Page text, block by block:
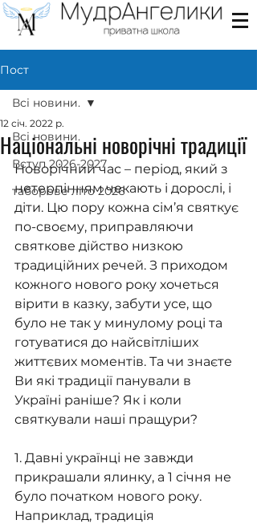
Пост
Всі новини.
Вступ 2026-2027
таборове літо 2026
Всі новини.
Національні новорічні традиції
12 січ. 2022 р.
Новорічний час – період, який з
нетерпінням чекають і дорослі, і
діти. Цю пору кожна сім’я святкує
по-своєму, приправляючи
святкове дійство низкою
традиційних речей. З приходом
кожного нового року хочеться
вірити в казку, забути усе, що
було не так у минулому році та
готуватися до найсвітліших
життєвих моментів. Та чи знаєте
Ви які традиції панували в
Україні раніше? Як і коли
святкували наші пращури?
1. Давні українці не завжди
прикрашали ялинку, а 1 січня не
було початком нового року.
Наприклад, традиція